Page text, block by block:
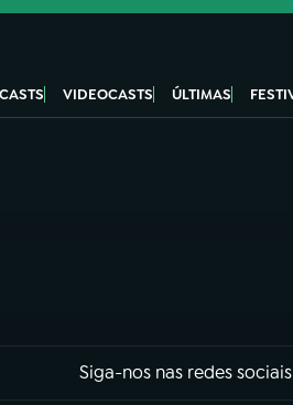
VIDEOCASTS ÚLTIMAS
Siga-nos nas redes sociais